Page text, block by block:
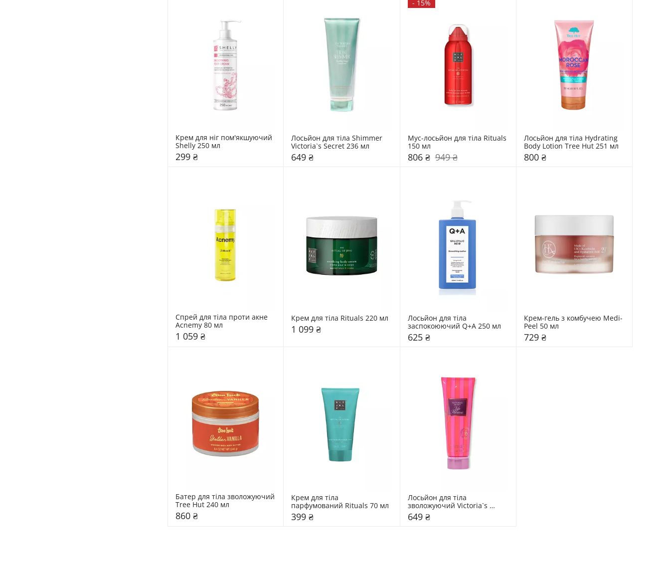
Крем для ніг пом'якшуючий
299 ₴
Лосьйон для тіла Shimmer
649 ₴
- 15%
Мус-лосьйон для тіла Rituals
806 ₴ 949 ₴
Лосьйон для тіла Hydrating
800 ₴
Спрей для тіла проти акне
1 059 ₴
1 099 ₴
Лосьйон для тіла
625 ₴
Крем-гель з комбучею Medi-
Peel 50 мл
729 ₴
Батер для тіла зволожуючий
860 ₴
Крем для тіла
399 ₴
Лосьйон для тіла
зволожуючий Victoria`s
649 ₴